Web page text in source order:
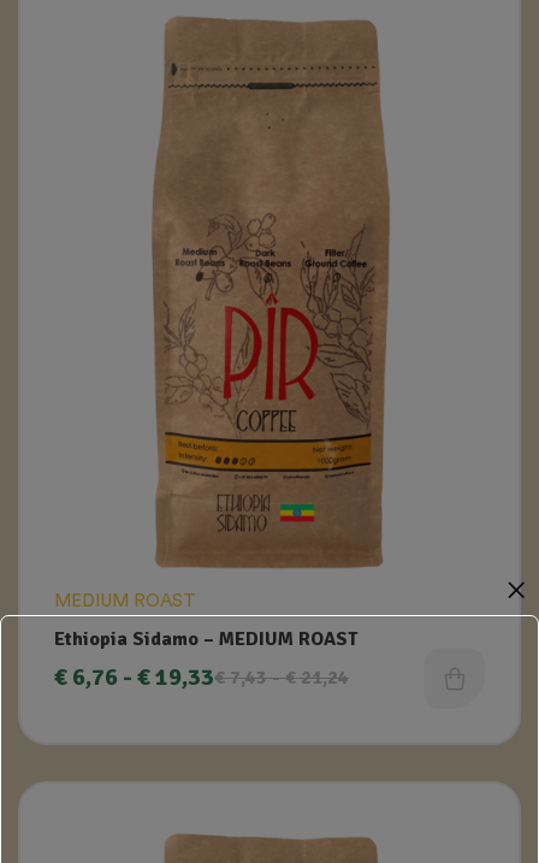
MEDIUM ROAST
Ethiopia Sidamo – MEDIUM ROAST
€7,43 - €21,24
€ 6,76 - €19,33
✕